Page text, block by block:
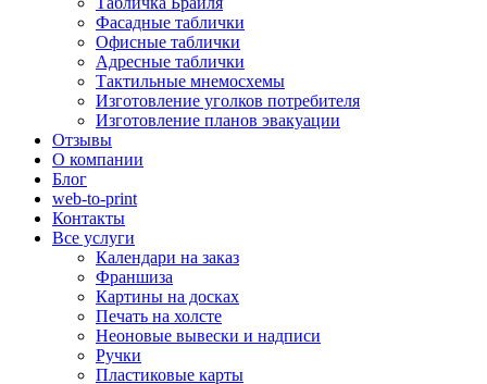
Фасадные таблички
Офисные таблички
Адресные таблички
Тактильные мнемосхемы
Изготовление уголков потребителя
Изготовление планов эвакуации
Отзывы
О компании
Блог
web-to-print
Контакты
Все услуги
Календари на заказ
Франшиза
Картины на досках
Печать на холсте
Неоновые вывески и надписи
Ручки
Пластиковые карты